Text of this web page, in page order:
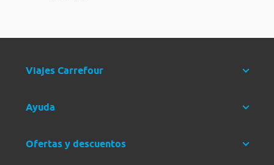
Viajes Carrefour
Ayuda
Ofertas y descuentos